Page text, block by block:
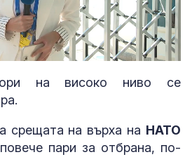
на високо ниво се
срещата на върха на НАТО
пари за отбрана, по-